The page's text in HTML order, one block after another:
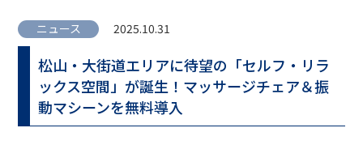
ニュース 2025.10.31
松山・大街道エリアに待望の「セルフ・リラ
ックス空間」が誕生！マッサージチェア＆振
動マシーンを無料導入